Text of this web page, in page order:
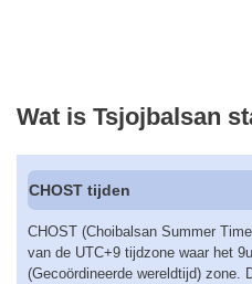
Wat is Tsjojbalsan
CHOST tijden
CHOST (Choibalsan Summer
van de UTC+9 tijdzone waar het
(Gecoördineerde wereldtijd) zone.